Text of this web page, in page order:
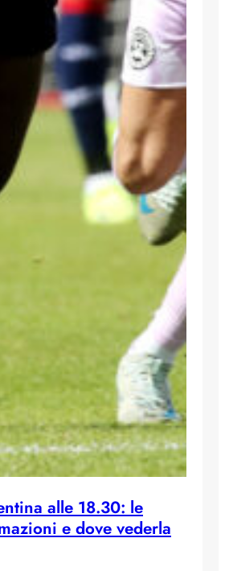
alle 18.30: le
e dove vederla